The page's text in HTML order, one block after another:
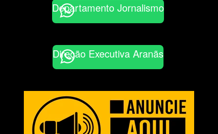
Departamento Jornalismo
Direção Executiva Aranãs